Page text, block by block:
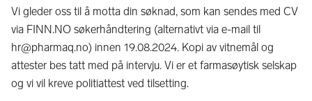
Vi gleder oss til å motta din søknad, som kan sendes med CV
via FINN.NO søkerhåndtering (alternativt via e-mail til
hr@pharmaq.no) innen 19.08.2024. Kopi av vitnemål og
attester bes tatt med på intervju. Vi er et farmasøytisk selskap
og vi vil kreve politiattest ved tilsetting.